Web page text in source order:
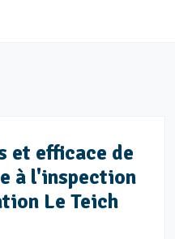
et efficace de
à l'inspection
Le Teich